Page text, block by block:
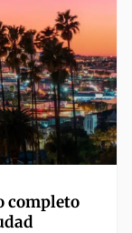
completo